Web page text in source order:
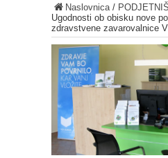
Naslovnica/
Ugodnosti ob obisku nove
zdravstvene zavarovalnice